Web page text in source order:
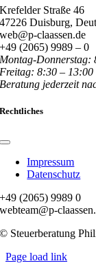
Krefelder Straße 46
47226 Duisburg,
web@p-claassen.de
+49 (2065) 9989 – 0
Montag-Donnerstag:
Freitag: 8:30 –
Beratung jederzeit
Rechtliches
Toggle
NavigationImpressum
Datenschutz
+49 (2065) 9989 0
webteam@p-
© Steuerberatung
Page load link